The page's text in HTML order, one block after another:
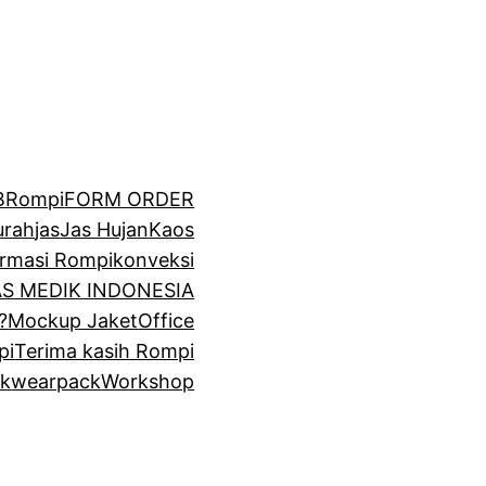
FORM ORDER
jasJas HujanKaos
Rompikonveksi
MEDIK INDONESIA
Mockup JaketOffice
Terima kasih Rompi
wearpackWorkshop